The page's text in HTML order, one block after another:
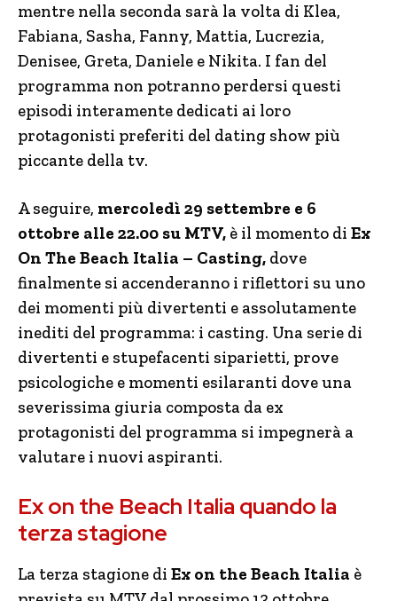
mentre nella seconda sarà la volta di Klea,
Fabiana, Sasha, Fanny, Mattia, Lucrezia,
Denisee, Greta, Daniele e Nikita. I fan del
programma non potranno perdersi questi
episodi interamente dedicati ai loro
protagonisti preferiti del dating show più
piccante della tv.
A seguire, mercoledì 29 settembre e 6
ottobre alle 22.00 su MTV, è il momento di Ex
On The Beach Italia – Casting, dove
finalmente si accenderanno i riflettori su uno
dei momenti più divertenti e assolutamente
inediti del programma: i casting. Una serie di
divertenti e stupefacenti siparietti, prove
psicologiche e momenti esilaranti dove una
severissima giuria composta da ex
protagonisti del programma si impegnerà a
valutare i nuovi aspiranti.
Ex on the Beach Italia quando la
terza stagione
La terza stagione di Ex on the Beach Italia è